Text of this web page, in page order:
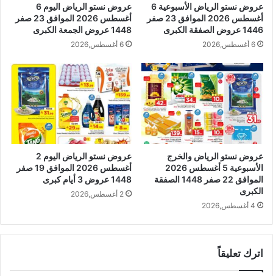
عروض نستو الرياض الأسبوعية 6
أغسطس 2026 الموافق 23 صفر
1446 عروض الصفقة الكبرى
6 أغسطس,2026
عروض نستو الرياض اليوم 6
أغسطس 2026 الموافق 23 صفر
1448 عروض الجمعة الكبرى
6 أغسطس,2026
عروض نستو الرياض والخرج
الأسبوعية 5 أغسطس 2026
الموافق 22 صفر 1448 الصفقة
الكبرى
4 أغسطس,2026
عروض نستو الرياض اليوم 2
أغسطس 2026 الموافق 19 صفر
1448 عروض 3 أيام كبرى
2 أغسطس,2026
اترك تعليقاً